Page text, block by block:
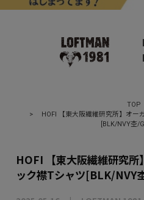
TOP
>
HOFI 【東大阪繊維研究所】オー
[BLK/NVY杢/
HOFI 【東大阪繊維研究所
ック襟Tシャツ[BLK/NVY